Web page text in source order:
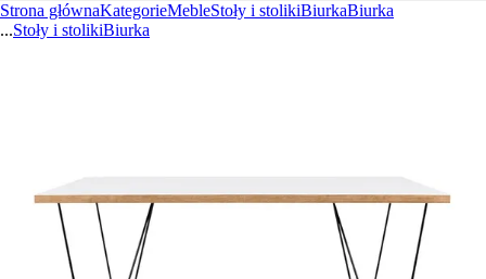
Strona głównaKategorieMebleStoły i stolikiBiurkaBiurka
...Stoły i stolikiBiurka